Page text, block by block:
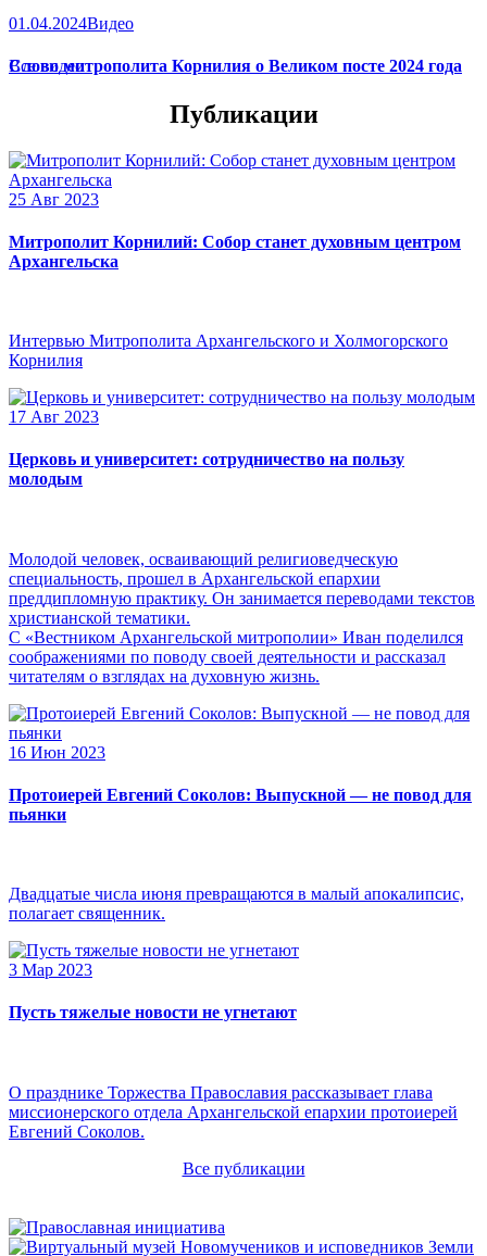
01.04.2024Видео
Слово митрополита Корнилия о Великом посте 2024 года
Все видео
Публикации
25 Авг 2023
Митрополит Корнилий: Собор станет духовным центром
Архангельска
Интервью Митрополита Архангельского и Холмогорского
Корнилия
17 Авг 2023
Церковь и университет: сотрудничество на пользу
молодым
Молодой человек, осваивающий религиоведческую
специальность, прошел в Архангельской епархии
преддипломную практику. Он занимается переводами текстов
христианской тематики.
С «Вестником Архангельской митрополии» Иван поделился
соображениями по поводу своей деятельности и рассказал
читателям о взглядах на духовную жизнь.
16 Июн 2023
Протоиерей Евгений Соколов: Выпускной — не повод для
пьянки
Двадцатые числа июня превращаются в малый апокалипсис,
полагает священник.
3 Мар 2023
Пусть тяжелые новости не угнетают
О празднике Торжества Православия рассказывает глава
миссионерского отдела Архангельской епархии протоиерей
Евгений Соколов.
Все публикации